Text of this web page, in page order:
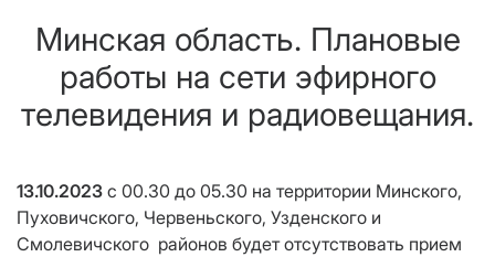
Минская область. Плановые
работы на сети эфирного
телевидения и радиовещания.
13.10.2023 с 00.30 до 05.30 на территории Минского,
Пуховичского, Червеньского, Узденского и
Смолевичского районов будет отсутствовать прием